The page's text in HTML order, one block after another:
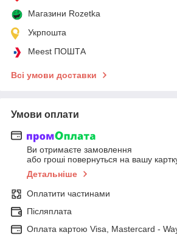
Магазини Rozetka
Укрпошта
Meest ПОШТА
Всі умови доставки
Умови оплати
Ви отримаєте замовлення
або гроші повернуться на вашу
Детальніше
Оплатити частинами
Післяплата
Оплата картою Visa, Mastercard -